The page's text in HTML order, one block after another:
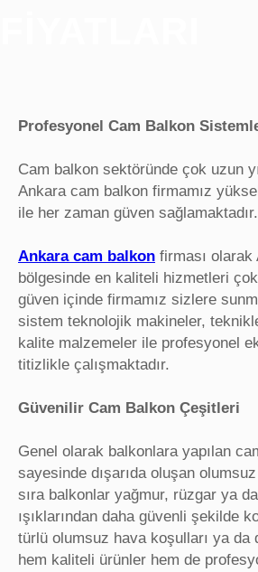
Profesyonel Cam Balkon
Cam balkon sektöründe çok uzun
Ankara cam balkon firmamız
ile her zaman güven sağlamaktadır.
Ankara cam balkon firması
bölgesinde en kaliteli hizmetleri
güven içinde firmamız sizlere
sistem teknolojik makineler,
kalite malzemeler ile profesyonel
titizlikle çalışmaktadır.
Güvenilir Cam Balkon Çeşitleri
Genel olarak balkonlara yapılan
sayesinde dışarıda oluşan
sıra balkonlar yağmur, rüzgar ya
ışıklarından daha güvenli şekilde
türlü olumsuz hava koşulları ya da
hem kaliteli ürünler hem de